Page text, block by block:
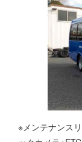
※メンテナンス